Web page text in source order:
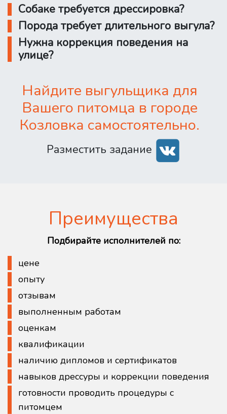
Собаке требуется дрессировка?
Порода требует длительного выгула?
Нужна коррекция поведения на
улице?
Найдите выгульщика для
Вашего питомца в городе
Козловка самостоятельно.
Разместить задание
Преимущества
Подбирайте исполнителей по:
цене
опыту
отзывам
выполненным работам
оценкам
квалификации
наличию дипломов и сертификатов
навыков дрессуры и коррекции поведения
готовности проводить процедуры с
питомцем